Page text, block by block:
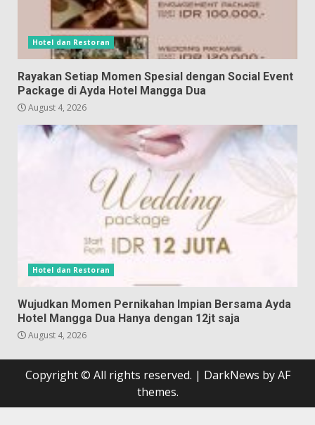
Hotel dan Restoran
Rayakan Setiap Momen Spesial dengan Social Event
Package di Ayda Hotel Mangga Dua
August 4, 2026
Hotel dan Restoran
Wujudkan Momen Pernikahan Impian Bersama Ayda
Hotel Mangga Dua Hanya dengan 12jt saja
August 4, 2026
Copyright © All rights reserved. | DarkNews by AF
themes.